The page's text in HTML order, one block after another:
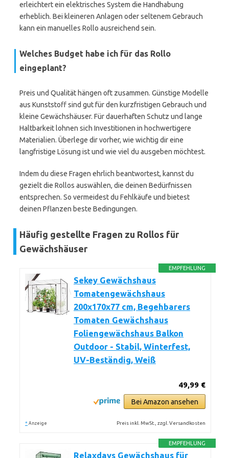
erleichtert ein elektrisches System die Handhabung
erheblich. Bei kleineren Anlagen oder seltenem Gebrauch
kann ein manuelles Rollo ausreichend sein.
Welches Budget habe ich für das Rollo
eingeplant?
Preis und Qualität hängen oft zusammen. Günstige Modelle
aus Kunststoff sind gut für den kurzfristigen Gebrauch und
kleine Gewächshäuser. Für dauerhaften Schutz und lange
Haltbarkeit lohnen sich Investitionen in hochwertigere
Materialien. Überlege dir vorher, wie wichtig dir eine
langfristige Lösung ist und wie viel du ausgeben möchtest.
Indem du diese Fragen ehrlich beantwortest, kannst du
gezielt die Rollos auswählen, die deinen Bedürfnissen
entsprechen. So vermeidest du Fehlkäufe und bietest
deinen Pflanzen beste Bedingungen.
Häufig gestellte Fragen zu Rollos für
Gewächshäuser
EMPFEHLUNG
Sekey Gewächshaus
Tomatengewächshaus
200x170x77 cm, Begehbarers
Tomaten Gewächshaus
Foliengewächshaus Balkon
Outdoor - Stabil, Winterfest,
UV-Beständig, Weiß
49,99 €
Bei Amazon ansehen
* Anzeige Preis inkl. MwSt., zzgl. Versandkosten
EMPFEHLUNG
Relaxdays Gewächshaus für